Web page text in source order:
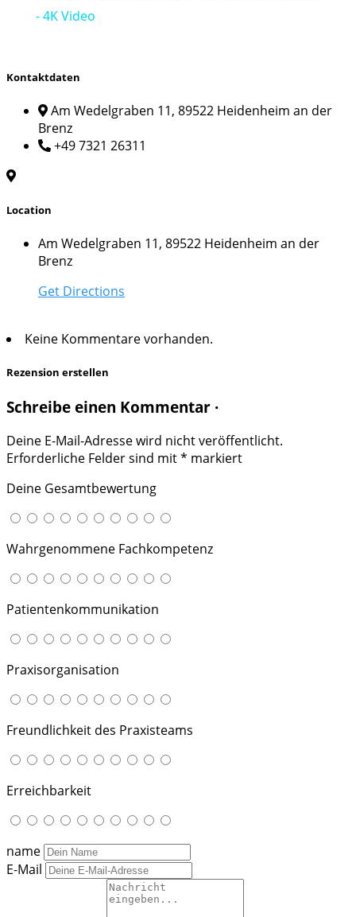
- 4K Video
Kontaktdaten
Am Wedelgraben 11, 89522 Heidenheim an der
Brenz
+49 7321 26311
Location
Am Wedelgraben 11, 89522 Heidenheim an der
Brenz
Get Directions
Keine Kommentare vorhanden.
Rezension erstellen
Schreibe einen Kommentar ·
Deine E-Mail-Adresse wird nicht veröffentlicht.
Erforderliche Felder sind mit* markiert
Deine Gesamtbewertung
Wahrgenommene Fachkompetenz
Patientenkommunikation
Praxisorganisation
Freundlichkeit des Praxisteams
Erreichbarkeit
name
E-Mail